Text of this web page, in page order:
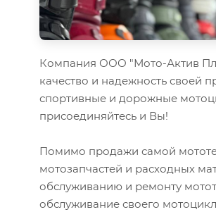
Компания ООО "Мото-Актив
качество и надежность своей
спортивные и дорожные
присоединяйтесь и Вы!
Помимо продажи самой
мотозапчастей и расходных
обслуживанию и ремонту
обслуживание своего